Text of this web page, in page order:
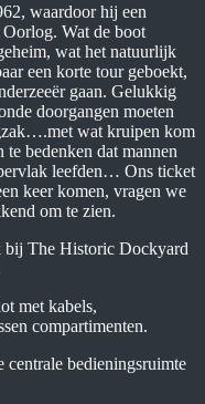
waardoor hij een
Wat de boot
wat het natuurlijk
een korte tour geboekt,
gaan. Gelukkig
doorgangen moeten
wat kruipen kom
bedenken dat mannen
leefden… Ons ticket
keer komen, vragen we
om te zien.